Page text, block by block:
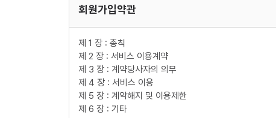
회원가입약관
제 1 장 : 총칙
제 2 장 : 서비스 이용계약
제 3 장 : 계약당사자의 의무
제 4 장 : 서비스 이용
제 5 장 : 계약해지 및 이용제한
제 6 장 : 기타